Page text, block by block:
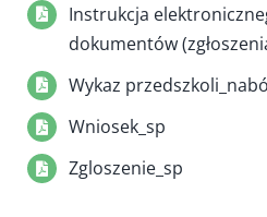
Instrukcja
dokumentów
Wykaz
Wniosek_sp
Zgloszenie_sp